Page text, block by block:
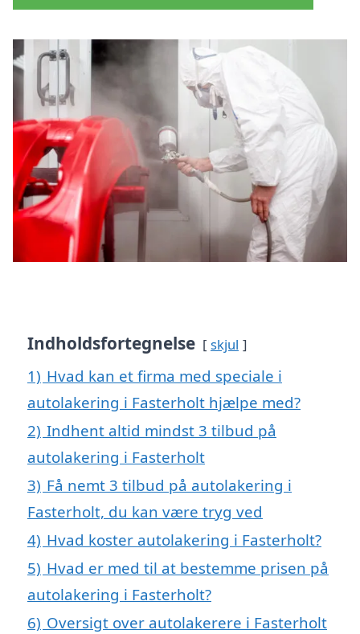
Indholdsfortegnelse skjul
1) Hvad kan et firma med speciale i
autolakering i Fasterholt hjælpe med?
2) Indhent altid mindst 3 tilbud på
autolakering i Fasterholt
3) Få nemt 3 tilbud på autolakering i
Fasterholt, du kan være tryg ved
4) Hvad koster autolakering i Fasterholt?
5) Hvad er med til at bestemme prisen på
autolakering i Fasterholt?
6) Oversigt over autolakerere i Fasterholt